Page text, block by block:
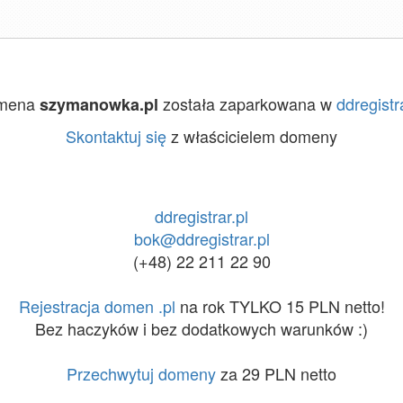
szymanowka.pl została zaparkowana w
Skontaktuj sięz właścicielem domeny
ddregistrar.pl
bok@ddregistrar.pl
(+48) 22 211 22 90
Rejestracja domen .pl na rok TYLKO 15 PLN netto!
Bez haczyków i bez dodatkowych warunków :)
Przechwytuj domenyza 29 PLN netto